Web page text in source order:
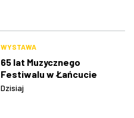
WYSTAWA
65 lat Muzycznego
Festiwalu w Łańcucie
Dzisiaj